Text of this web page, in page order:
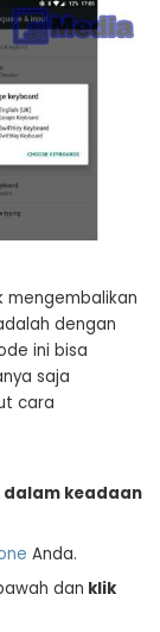
mengembalikan
dengan
ini bisa
saja
cara
keadaan
Anda.
dan klik